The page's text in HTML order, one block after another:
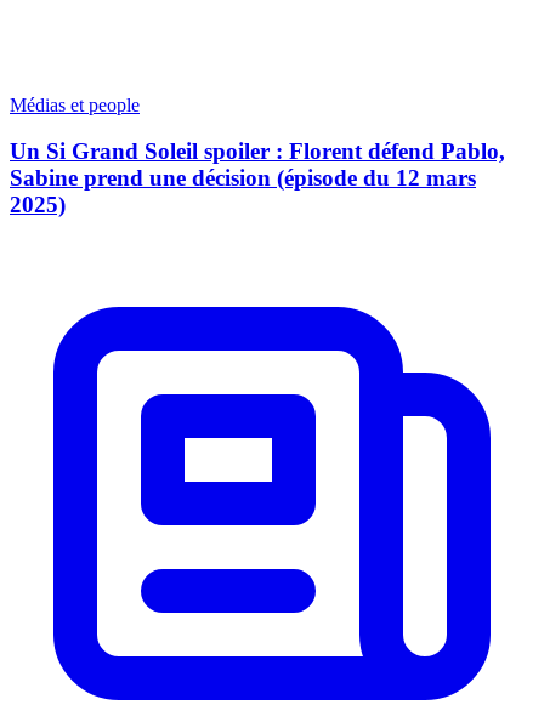
Médias et people
Un Si Grand Soleil spoiler : Florent défend Pablo,
Sabine prend une décision (épisode du 12 mars
2025)